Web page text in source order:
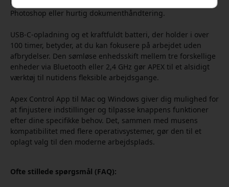
bevægelse, uanset om det gælder detaljeret arbejde i
Photoshop eller hurtig dokumenthåndtering.
USB-C-opladning og et kraftfuldt batteri, der holder i over
100 timer, betyder, at du kan fokusere på arbejdet uden
afbrydelser. Den sømløse enhedsskift mellem tre forskellige
enheder via Bluetooth eller 2,4 GHz gør APEX til et alsidigt
værktøj til nutidens fleksible arbejdsgange.
Apex Control App til Mac og Windows giver dig mulighed for
at finjustere indstillinger og tilpasse knappens funktioner
efter dine specifikke behov. Det, sammen med musens
kompatibilitet med flere operativsystemer, gør den til et
oplagt valg til den moderne arbejdsplads.
Ofte stillede spørgsmål (FAQ):